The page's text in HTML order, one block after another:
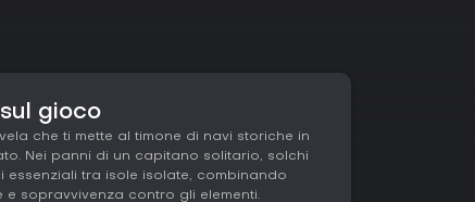
gioco
che ti mette al timone di navi storiche in
Nei panni di un capitano solitario, solchi
essenziali tra isole isolate, combinando
sopravvivenza contro gli elementi.